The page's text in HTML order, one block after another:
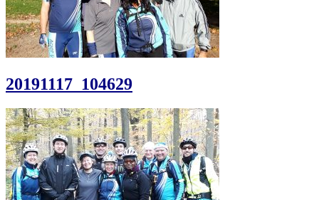
20191117_104629